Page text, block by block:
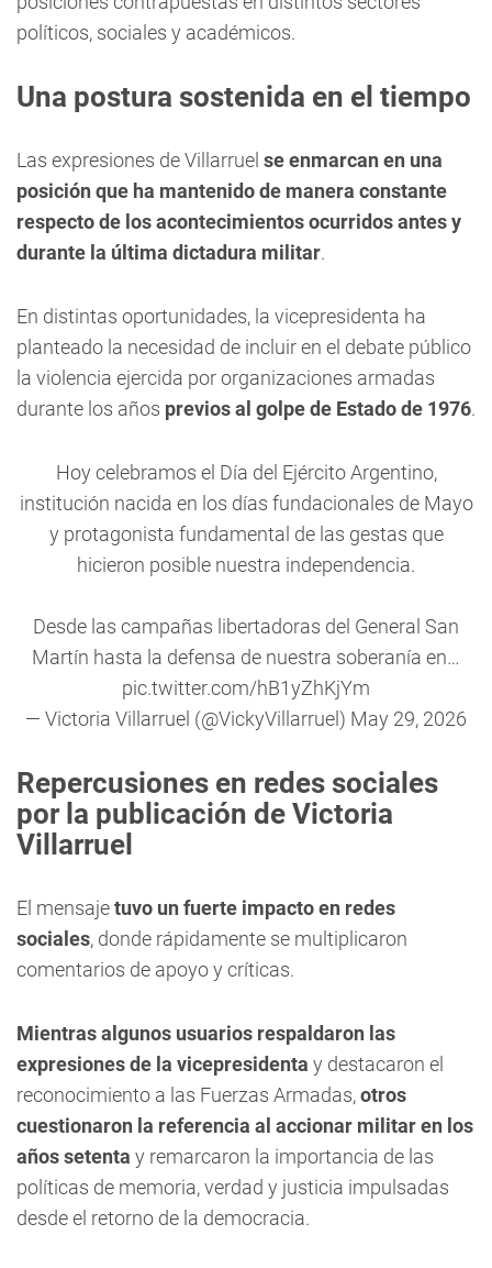
políticos, sociales y académicos.
Una postura sostenida en el tiempo
Las expresiones de Villarruel se enmarcan en una
posición que ha mantenido de manera constante
respecto de los acontecimientos ocurridos antes y
durante la última dictadura militar.
En distintas oportunidades, la vicepresidenta ha
planteado la necesidad de incluir en el debate público
la violencia ejercida por organizaciones armadas
durante los años previos al golpe de Estado de 1976.
Hoy celebramos el Día del Ejército Argentino,
institución nacida en los días fundacionales de Mayo
y protagonista fundamental de las gestas que
hicieron posible nuestra independencia.
Desde las campañas libertadoras del General San
Martín hasta la defensa de nuestra soberanía en…
pic.twitter.com/hB1yZhKjYm
— Victoria Villarruel (@VickyVillarruel) May 29, 2026
Repercusiones en redes sociales
por la publicación de Victoria
Villarruel
El mensajetuvo un fuerte impacto en redes
sociales, donde rápidamente se multiplicaron
comentarios de apoyo y críticas.
Mientras algunos usuarios respaldaron las
expresiones de la vicepresidenta y destacaron el
reconocimiento a las Fuerzas Armadas,otros
cuestionaron la referencia al accionar militar en los
años setenta y remarcaron la importancia de las
políticas de memoria, verdad y justicia impulsadas
desde el retorno de la democracia.